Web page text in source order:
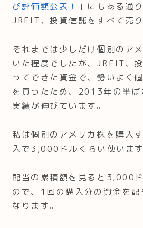
び評価額公表！
」にもある通
JREIT、投資信託をすべて売り
それまでは少しだけ個別のア
いた程度でしたが、JREIT、
ってできた資金で、勢いよく
を買ったため、2013年の半ば
実績が伸びています。
私は個別のアメリカ株を購入
入で3,000ドルくらい使います
配当の累積額を見ると3,000
ので、1回の購入分の資金を配
なります。